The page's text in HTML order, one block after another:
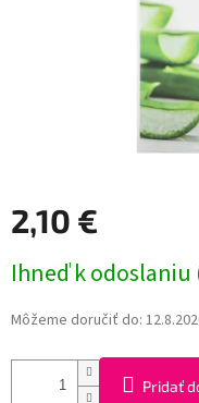
2,10 €
cena:
Ihneď k odoslaniu
Môžeme doručiť do:
Pridať